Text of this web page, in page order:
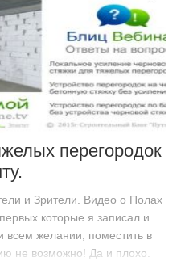
перегородок
и Зрители. Видео о Полах
которые я записал и
всем желании, поместить в
не возможно! Да и плохо.